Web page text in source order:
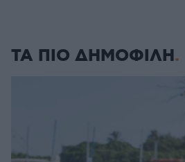
ΤΑ ΠΙΟ ΔΗΜΟΦΙΛΗ